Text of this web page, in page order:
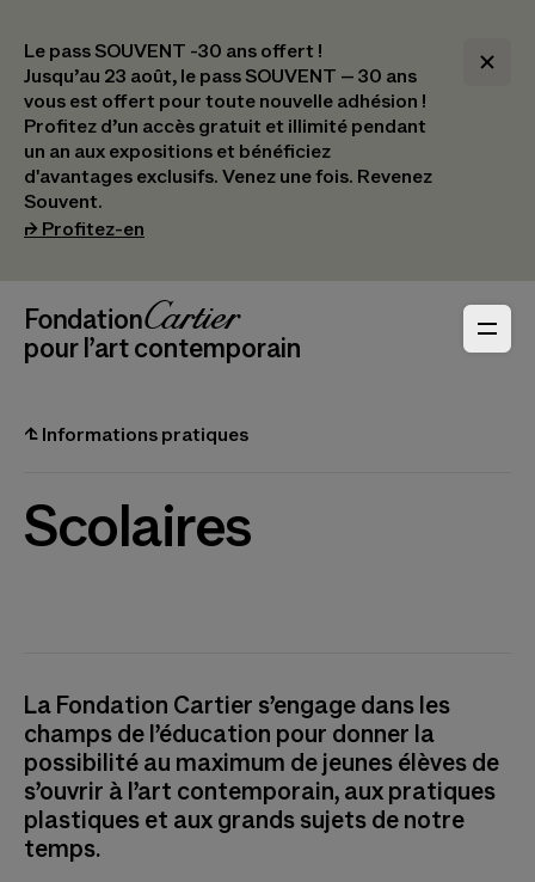
Le pass SOUVENT -30 ans offert !
Jusqu’au 23 août, le pass SOUVENT – 30 ans
vous est offert pour toute nouvelle adhésion !​
Profitez d’un accès gratuit et illimité pendant
un an aux expositions et bénéficiez
d'avantages exclusifs.​ Venez une fois. Revenez
Souvent.
⮣ Profitez-en
Navigation en-tête
_logoFondation Cartier
pour l’art contemporain
⮤ Informations pratiques
Scolaires
La Fondation Cartier s’engage dans les
champs de l’éducation pour donner la
possibilité au maximum de jeunes élèves de
s’ouvrir à l’art contemporain, aux pratiques
plastiques et aux grands sujets de notre
temps.